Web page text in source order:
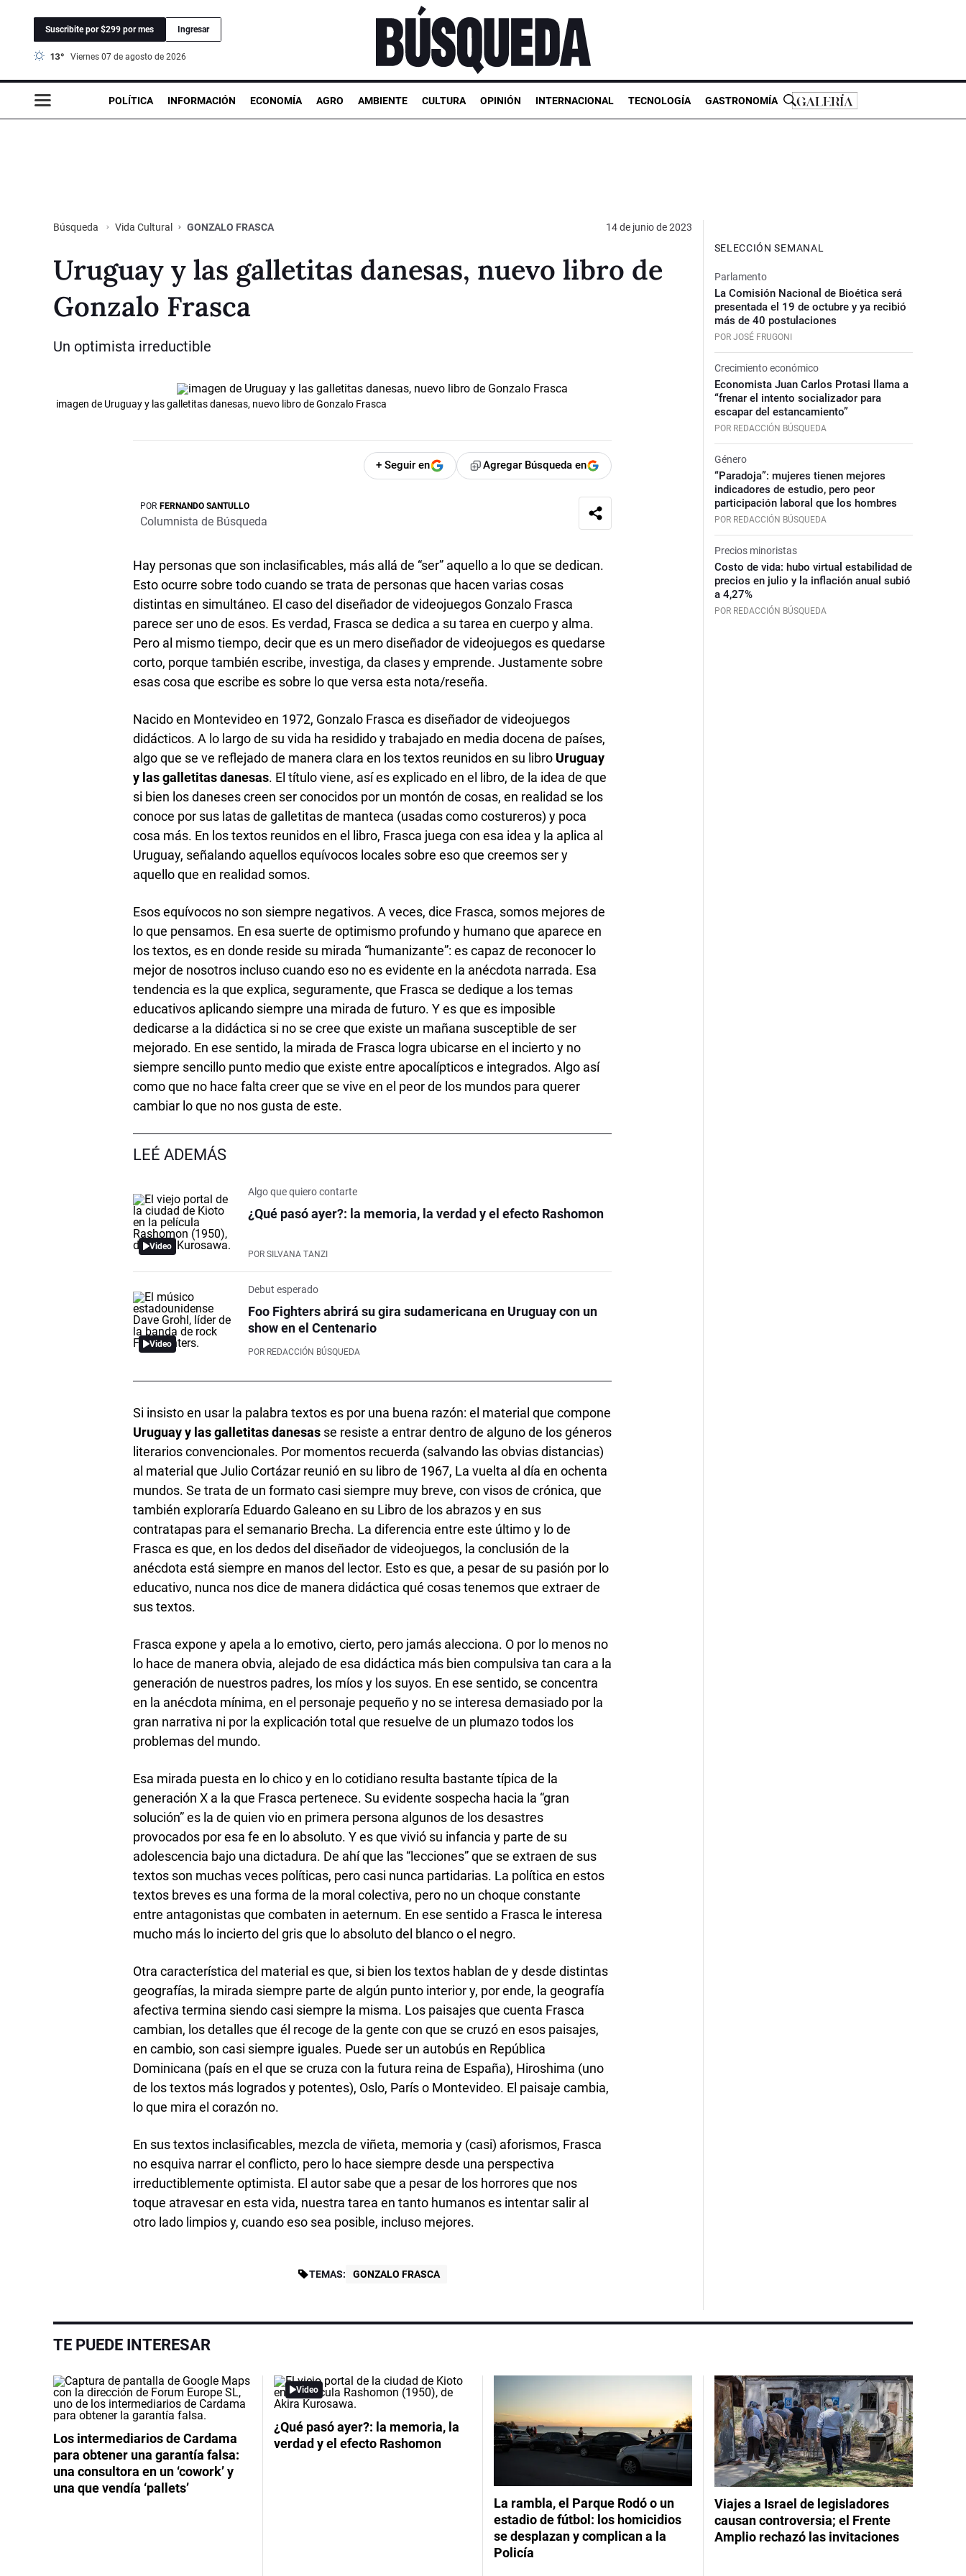
Suscribite por $299 por mes Ingresar
13° viernes 07 de agosto de 2026
POLÍTICA INFORMACIÓN ECONOMÍA AGRO AMBIENTE CULTURA OPINIÓN INTERNACIONAL TECNOLOGÍA GASTRONOMÍA
Búsqueda Vida Cultural GONZALO FRASCA 14 de junio de 2023
Uruguay y las galletitas danesas, nuevo libro de
Gonzalo Frasca
Un optimista irreductible
imagen de Uruguay y las galletitas danesas, nuevo libro de Gonzalo Frasca
+ Seguir en Agregar Búsqueda en
POR FERNANDO SANTULLO
Columnista de Búsqueda
Hay personas que son inclasificables, más allá de “ser” aquello a lo que se dedican.
Esto ocurre sobre todo cuando se trata de personas que hacen varias cosas
distintas en simultáneo. El caso del diseñador de videojuegos Gonzalo Frasca
parece ser uno de esos. Es verdad, Frasca se dedica a su tarea en cuerpo y alma.
Pero al mismo tiempo, decir que es un mero diseñador de videojuegos es quedarse
corto, porque también escribe, investiga, da clases y emprende. Justamente sobre
esas cosa que escribe es sobre lo que versa esta nota/reseña.
Nacido en Montevideo en 1972, Gonzalo Frasca es diseñador de videojuegos
didácticos. A lo largo de su vida ha residido y trabajado en media docena de países,
algo que se ve reflejado de manera clara en los textos reunidos en su libro Uruguay
y las galletitas danesas. El título viene, así es explicado en el libro, de la idea de que
si bien los daneses creen ser conocidos por un montón de cosas, en realidad se los
conoce por sus latas de galletitas de manteca (usadas como costureros) y poca
cosa más. En los textos reunidos en el libro, Frasca juega con esa idea y la aplica al
Uruguay, señalando aquellos equívocos locales sobre eso que creemos ser y
aquello que en realidad somos.
Esos equívocos no son siempre negativos. A veces, dice Frasca, somos mejores de
lo que pensamos. En esa suerte de optimismo profundo y humano que aparece en
los textos, es en donde reside su mirada “humanizante”: es capaz de reconocer lo
mejor de nosotros incluso cuando eso no es evidente en la anécdota narrada. Esa
tendencia es la que explica, seguramente, que Frasca se dedique a los temas
educativos aplicando siempre una mirada de futuro. Y es que es imposible
dedicarse a la didáctica si no se cree que existe un mañana susceptible de ser
mejorado. En ese sentido, la mirada de Frasca logra ubicarse en el incierto y no
siempre sencillo punto medio que existe entre apocalípticos e integrados. Algo así
como que no hace falta creer que se vive en el peor de los mundos para querer
cambiar lo que no nos gusta de este.
LEÉ ADEMÁS
Video
Algo que quiero contarte
¿Qué pasó ayer?: la memoria, la verdad y el efecto Rashomon
POR SILVANA TANZI
Video
Debut esperado
Foo Fighters abrirá su gira sudamericana en Uruguay con un
show en el Centenario
POR REDACCIÓN BÚSQUEDA
Si insisto en usar la palabra textos es por una buena razón: el material que compone
Uruguay y las galletitas danesas se resiste a entrar dentro de alguno de los géneros
literarios convencionales. Por momentos recuerda (salvando las obvias distancias)
al material que Julio Cortázar reunió en su libro de 1967, La vuelta al día en ochenta
mundos. Se trata de un formato casi siempre muy breve, con visos de crónica, que
también exploraría Eduardo Galeano en su Libro de los abrazos y en sus
contratapas para el semanario Brecha. La diferencia entre este último y lo de
Frasca es que, en los dedos del diseñador de videojuegos, la conclusión de la
anécdota está siempre en manos del lector. Esto es que, a pesar de su pasión por lo
educativo, nunca nos dice de manera didáctica qué cosas tenemos que extraer de
sus textos.
Frasca expone y apela a lo emotivo, cierto, pero jamás alecciona. O por lo menos no
lo hace de manera obvia, alejado de esa didáctica más bien compulsiva tan cara a la
generación de nuestros padres, los míos y los suyos. En ese sentido, se concentra
en la anécdota mínima, en el personaje pequeño y no se interesa demasiado por la
gran narrativa ni por la explicación total que resuelve de un plumazo todos los
problemas del mundo.
Esa mirada puesta en lo chico y en lo cotidiano resulta bastante típica de la
generación X a la que Frasca pertenece. Su evidente sospecha hacia la “gran
solución” es la de quien vio en primera persona algunos de los desastres
provocados por esa fe en lo absoluto. Y es que vivió su infancia y parte de su
adolescencia bajo una dictadura. De ahí que las “lecciones” que se extraen de sus
textos son muchas veces políticas, pero casi nunca partidarias. La política en estos
textos breves es una forma de la moral colectiva, pero no un choque constante
entre antagonistas que combaten in aeternum. En ese sentido a Frasca le interesa
mucho más lo incierto del gris que lo absoluto del blanco o el negro.
Otra característica del material es que, si bien los textos hablan de y desde distintas
geografías, la mirada siempre parte de algún punto interior y, por ende, la geografía
afectiva termina siendo casi siempre la misma. Los paisajes que cuenta Frasca
cambian, los detalles que él recoge de la gente con que se cruzó en esos paisajes,
en cambio, son casi siempre iguales. Puede ser un autobús en República
Dominicana (país en el que se cruza con la futura reina de España), Hiroshima (uno
de los textos más logrados y potentes), Oslo, París o Montevideo. El paisaje cambia,
lo que mira el corazón no.
En sus textos inclasificables, mezcla de viñeta, memoria y (casi) aforismos, Frasca
no esquiva narrar el conflicto, pero lo hace siempre desde una perspectiva
irreductiblemente optimista. El autor sabe que a pesar de los horrores que nos
toque atravesar en esta vida, nuestra tarea en tanto humanos es intentar salir al
otro lado limpios y, cuando eso sea posible, incluso mejores.
TEMAS: GONZALO FRASCA
SELECCIÓN SEMANAL
Parlamento
La Comisión Nacional de Bioética será
presentada el 19 de octubre y ya recibió
más de 40 postulaciones
POR JOSÉ FRUGONI
Crecimiento económico
Economista Juan Carlos Protasi llama a
“frenar el intento socializador para
escapar del estancamiento”
POR REDACCIÓN BÚSQUEDA
Género
“Paradoja”: mujeres tienen mejores
indicadores de estudio, pero peor
participación laboral que los hombres
POR REDACCIÓN BÚSQUEDA
Precios minoristas
Costo de vida: hubo virtual estabilidad de
precios en julio y la inflación anual subió
a 4,27%
POR REDACCIÓN BÚSQUEDA
TE PUEDE INTERESAR
Los intermediarios de Cardama
para obtener una garantía falsa:
una consultora en un ‘cowork’ y
una que vendía ‘pallets’
Video
¿Qué pasó ayer?: la memoria, la
verdad y el efecto Rashomon
La rambla, el Parque Rodó o un
estadio de fútbol: los homicidios
se desplazan y complican a la
Policía
Viajes a Israel de legisladores
causan controversia; el Frente
Amplio rechazó las invitaciones